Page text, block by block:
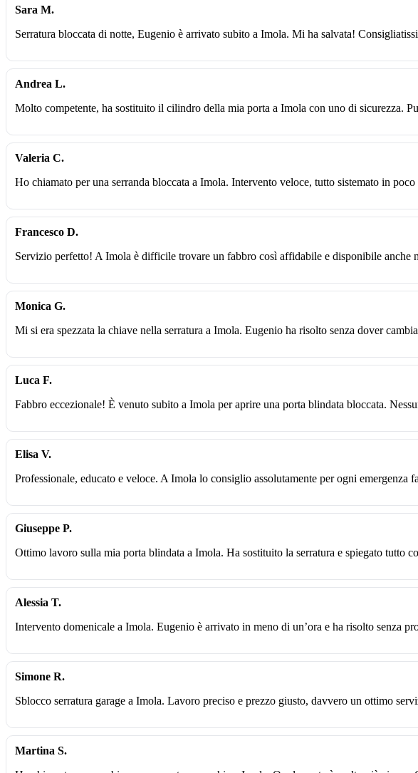
Sara M.
Serratura bloccata di notte, Eugenio è arrivato subito a Imola. Mi ha salvata!
Andrea L.
Molto competente, ha sostituito il cilindro della mia porta a Imola con uno di sicurezza.
Valeria C.
Ho chiamato per una serranda bloccata a Imola. Intervento veloce, tutto sistemato in poco
Francesco D.
Servizio perfetto! A Imola è difficile trovare un fabbro così affidabile e disponibile anche
Monica G.
Mi si era spezzata la chiave nella serratura a Imola. Eugenio ha risolto senza dover
Luca F.
Fabbro eccezionale! È venuto subito a Imola per aprire una porta blindata bloccata.
Elisa V.
Professionale, educato e veloce. A Imola lo consiglio assolutamente per ogni emergenza
Giuseppe P.
Ottimo lavoro sulla mia porta blindata a Imola. Ha sostituito la serratura e spiegato tutto
Alessia T.
Intervento domenicale a Imola. Eugenio è arrivato in meno di un’ora e ha risolto senza
Simone R.
Sblocco serratura garage a Imola. Lavoro preciso e prezzo giusto, davvero un ottimo
Martina S.